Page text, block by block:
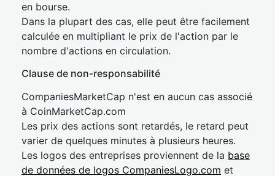
en bourse.
Dans la plupart des cas, elle peut être facilement
calculée en multipliant le prix de l'action par le
nombre d'actions en circulation.
Clause de non-responsabilité
CompaniesMarketCap n'est en aucun cas associé
à CoinMarketCap.com
Les prix des actions sont retardés, le retard peut
varier de quelques minutes à plusieurs heures.
Les logos des entreprises proviennent de la base
de données de logos CompaniesLogo.com et